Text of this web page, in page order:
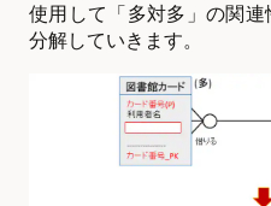
使用して「多対多」の関
分解していきます。